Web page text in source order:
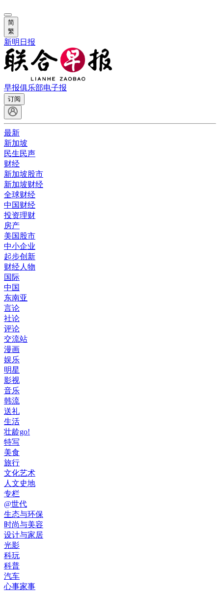
简
繁
新明日报
早报俱乐部电子报
订阅
最新
新加坡
民生民声
财经
新加坡股市
新加坡财经
全球财经
中国财经
投资理财
房产
美国股市
中小企业
起步创新
财经人物
国际
中国
东南亚
言论
社论
评论
交流站
漫画
娱乐
明星
影视
音乐
韩流
送礼
生活
壮龄go!
特写
美食
旅行
文化艺术
人文史地
专栏
@世代
生态与环保
时尚与美容
设计与家居
光影
科玩
科普
汽车
心事家事